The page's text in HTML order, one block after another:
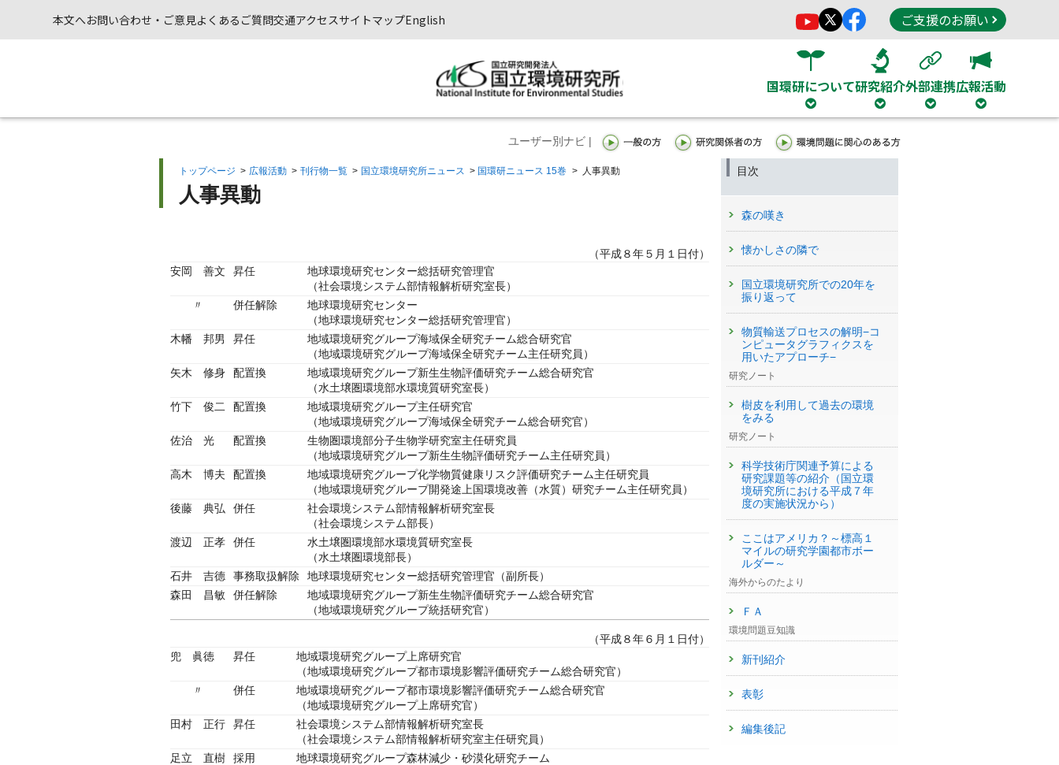
本文へお問い合わせ・ご意見よくあるご質問交通アクセスサイトマップEnglish ご支援のお願い
国環研について研究紹介外部連携広報活動
ユーザー別ナビ |
トップページ > 広報活動 > 刊行物一覧 > 国立環境研究所ニュース > 国環研ニュース 15巻 > 人事異動
人事異動
（平成８年５月１日付）
安岡 善文
昇任
地球環境研究センター総括研究管理官
（社会環境システム部情報解析研究室長）
〃
併任解除
地球環境研究センター
（地球環境研究センター総括研究管理官）
木幡 邦男
昇任
地域環境研究グループ海域保全研究チーム総合研究官
（地域環境研究グループ海域保全研究チーム主任研究員）
矢木 修身
配置換
地域環境研究グループ新生生物評価研究チーム総合研究官
（水土壌圏環境部水環境質研究室長）
竹下 俊二
配置換
地域環境研究グループ主任研究官
（地域環境研究グループ海域保全研究チーム総合研究官）
佐治 光
配置換
生物圏環境部分子生物学研究室主任研究員
（地域環境研究グループ新生生物評価研究チーム主任研究員）
高木 博夫
配置換
地域環境研究グループ化学物質健康リスク評価研究チーム主任研究員
（地域環境研究グループ開発途上国環境改善（水質）研究チーム主任研究員）
後藤 典弘
併任
社会環境システム部情報解析研究室長
（社会環境システム部長）
渡辺 正孝
併任
水土壌圏環境部水環境質研究室長
（水土壌圏環境部長）
石井 吉德
事務取扱解除
地球環境研究センター総括研究管理官（副所長）
森田 昌敏
併任解除
地域環境研究グループ新生生物評価研究チーム総合研究官
（地域環境研究グループ統括研究官）
（平成８年６月１日付）
兜 眞徳
昇任
地域環境研究グループ上席研究官
（地域環境研究グループ都市環境影響評価研究チーム総合研究官）
〃
併任
地域環境研究グループ都市環境影響評価研究チーム総合研究官
（地域環境研究グループ上席研究官）
田村 正行
昇任
社会環境システム部情報解析研究室長
（社会環境システム部情報解析研究室主任研究員）
足立 直樹
採用
地球環境研究グループ森林減少・砂漠化研究チーム
目次
森の嘆き
懐かしさの隣で
国立環境研究所での20年を
振り返って
物質輸送プロセスの解明−コ
ンピュータグラフィクスを
用いたアプローチ−
研究ノート
樹皮を利用して過去の環境
をみる
研究ノート
科学技術庁関連予算による
研究課題等の紹介（国立環
境研究所における平成７年
度の実施状況から）
ここはアメリカ？～標高１
マイルの研究学園都市ボー
ルダー～
海外からのたより
ＦＡ
環境問題豆知識
新刊紹介
表彰
編集後記